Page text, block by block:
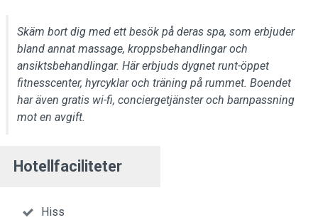
Skäm bort dig med ett besök på deras spa, som erbjuder
bland annat massage, kroppsbehandlingar och
ansiktsbehandlingar. Här erbjuds dygnet runt-öppet
fitnesscenter, hyrcyklar och träning på rummet. Boendet
har även gratis wi-fi, conciergetjänster och barnpassning
mot en avgift.
Hotellfaciliteter
Hiss